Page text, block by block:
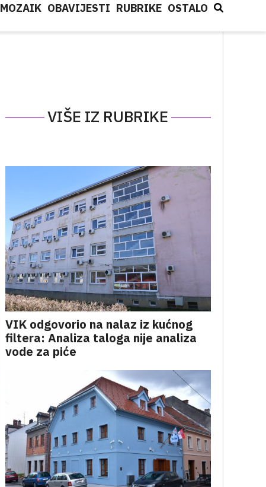
MOZAIK OBAVIJESTI RUBRIKE OSTALO
VIŠE IZ RUBRIKE
VIK odgovorio na nalaz iz kućnog
filtera: Analiza taloga nije analiza
vode za piće